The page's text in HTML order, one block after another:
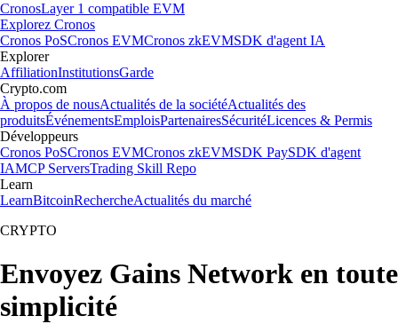
CronosLayer 1 compatible EVM
Explorez Cronos
Cronos PoSCronos EVMCronos zkEVMSDK d'agent IA
Explorer
AffiliationInstitutionsGarde
Crypto.com
À propos de nousActualités de la sociétéActualités des
produitsÉvénementsEmploisPartenairesSécuritéLicences & Permis
Développeurs
Cronos PoSCronos EVMCronos zkEVMSDK PaySDK d'agent
IAMCP ServersTrading Skill Repo
Learn
LearnBitcoinRechercheActualités du marché
CRYPTO
Envoyez Gains Network en toute
simplicité